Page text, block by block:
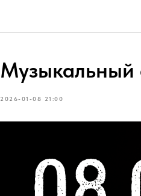
Музыкальный
2026-01-08 21:00